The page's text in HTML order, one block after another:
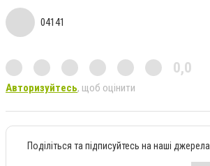
04141
0,0
Авторизуйтесь, щоб оцінити
Поділіться та підписуйтесь на наші джерела